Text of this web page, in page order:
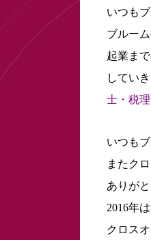
いつも
ブルー
起業ま
してい
士・税理
いつも
またク
ありが
2016年
クロス